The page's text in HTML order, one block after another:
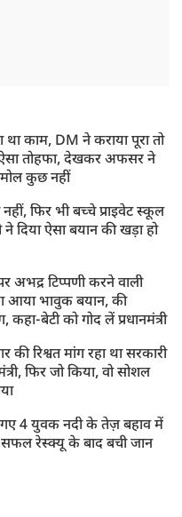
में शामिल होंगे
काम, DM ने कराया पूरा तो
ऐसा तोहफा, देखकर अफसर ने
कुछ नहीं
फिर भी बच्चे प्राइवेट स्कूल
दिया ऐसा बयान की खड़ा हो
अभद्र टिप्पणी करने वाली
आया भावुक बयान, की
कहा-बेटी को गोद लें प्रधानमंत्री
की रिश्वत मांग रहा था सरकारी
फिर जो किया, वो सोशल
4 युवक नदी के तेज़ बहाव में
रेस्क्यू के बाद बची जान